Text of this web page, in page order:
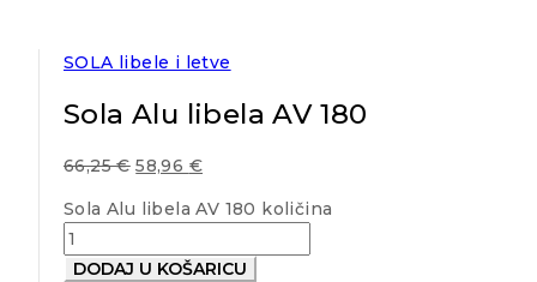
SOLA libele i letve
Sola Alu libela AV 180
66,25€ 58,96 €
Sola Alu libela AV 180 količina
DODAJ U KOŠARICU